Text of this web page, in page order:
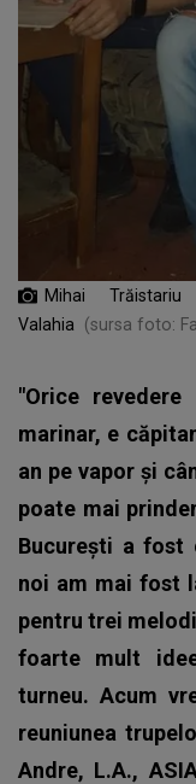
Mihai
Valahia
(sursa foto:
"Orice
marinar, e
an pe vapor și
poate mai
București a fost
noi am mai fost
pentru trei
foarte mult
turneu. Acum
reuniunea
Andre, L.A.,